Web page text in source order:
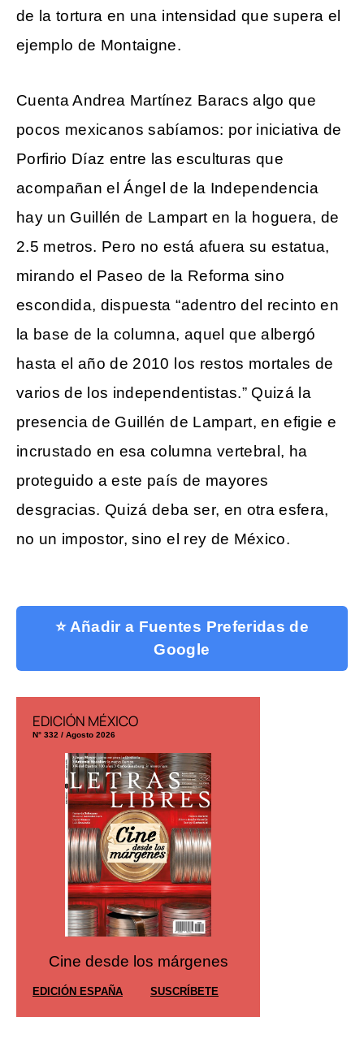
de la tortura en una intensidad que supera el
ejemplo de Montaigne.
Cuenta Andrea Martínez Baracs algo que
pocos mexicanos sabíamos: por iniciativa de
Porfirio Díaz entre las esculturas que
acompañan el Ángel de la Independencia
hay un Guillén de Lampart en la hoguera, de
2.5 metros. Pero no está afuera su estatua,
mirando el Paseo de la Reforma sino
escondida, dispuesta “adentro del recinto en
la base de la columna, aquel que albergó
hasta el año de 2010 los restos mortales de
varios de los independentistas.” Quizá la
presencia de Guillén de Lampart, en efigie e
incrustado en esa columna vertebral, ha
proteguido a este país de mayores
desgracias. Quizá deba ser, en otra esfera,
no un impostor, sino el rey de México.
⭐ Añadir a Fuentes Preferidas de
Google
EDICIÓN MÉXICO
N° 332 / Agosto 2026
Cine desde los márgenes
EDICIÓN ESPAÑA SUSCRÍBETE